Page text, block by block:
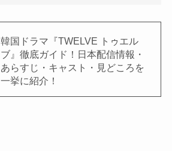
韓国ドラマ『TWELVE トゥエル
ブ』徹底ガイド！日本配信情報・
あらすじ・キャスト・見どころを
一挙に紹介！